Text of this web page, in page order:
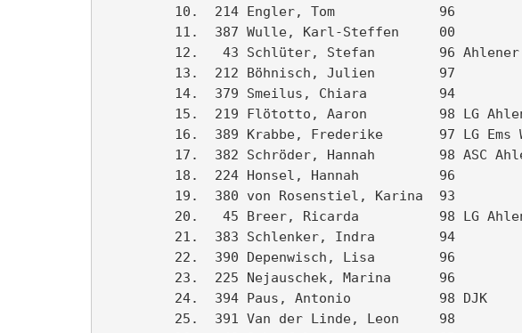
10.  214 Engler, Tom             96
11.  387 Wulle, Karl-Steffen     00
12.   43 Schlüter, Stefan        96
13.  212 Böhnisch, Julien        97
14.  379 Smeilus, Chiara         94
15.  219 Flötotto, Aaron         98 LG
16.  389 Krabbe, Frederike       97 LG
17.  382 Schröder, Hannah        98 ASC
18.  224 Honsel, Hannah          96
19.  380 von Rosenstiel, Karina  93
20.   45 Breer, Ricarda          98 LG
21.  383 Schlenker, Indra        94
22.  390 Depenwisch, Lisa        96
23.  225 Nejauschek, Marina      96
24.  394 Paus, Antonio           98 DJK
25.  391 Van der Linde, Leon     98